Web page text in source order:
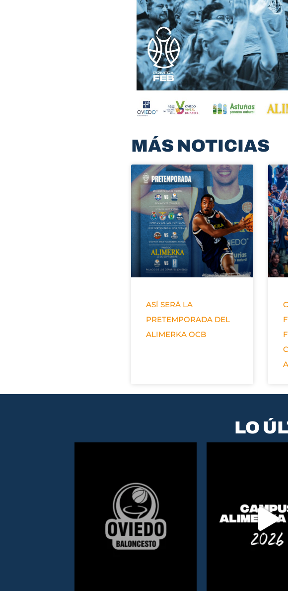
MÁS NOTICIAS
ASÍ SERÁ LA
PRETEMPORADA DEL
ALIMERKA OCB
LO